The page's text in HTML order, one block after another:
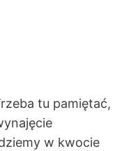
tu pamiętać,
w kwocie